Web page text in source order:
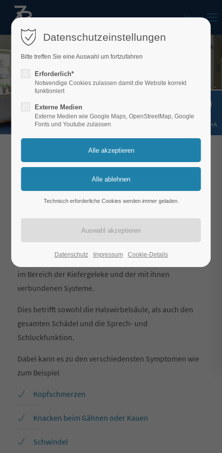
Menu
WIR INFORMIEREN ÜBER UNSEREN SERVICE
Kiefergelenkbeschwerden
Dysfunktion und meint eine Störung oder Fehlfunktion
im Bereich der Kiefergeleke und der mit ihnen
verbundenen Systeme.
Dies betrifft sowohl die Halswirbelsäule, als auch den
gesamten Schädel und die Sprech- und
Schluckfunktion.
Dabei kann es zu den verschiedensten Symptomen wie
zum Beispiel
Kopfschmerzen
Knacken beim Gähnen oder Kauen
Schwindel
Datenschutzeinstellungen
Bitte treffen Sie eine Auswahl um fortzufahren
Erforderlich*
Notwendige Cookies zulassen damit die Website korrekt
funktioniert
Externe Medien
Externe Medien wie Google Maps, OpenStreetMap, Google
Fonts und Youtube zulassen
Technisch erforderliche Cookies werden immer geladen.
Datenschutz Impressum Cookie-Details
Shift+Alt+A